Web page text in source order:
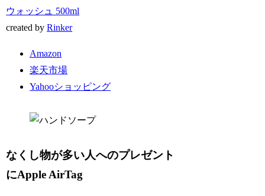
ウォッシュ 500ml
created byRinker
Amazon
楽天市場
Yahooショッピング
なくし物が多い人へのプレゼント
にApple AirTag